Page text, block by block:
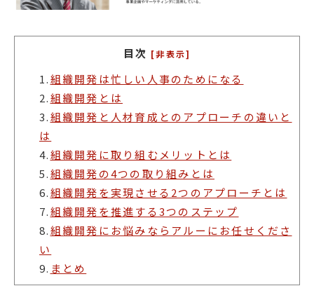
目次 [非表示]
1.組織開発は忙しい人事のためになる
2.組織開発とは
3.組織開発と人材育成とのアプローチの違いと
は
4.組織開発に取り組むメリットとは
5.組織開発の4つの取り組みとは
6.組織開発を実現させる2つのアプローチとは
7.組織開発を推進する3つのステップ
8.組織開発にお悩みならアルーにお任せくださ
い
9. まとめ